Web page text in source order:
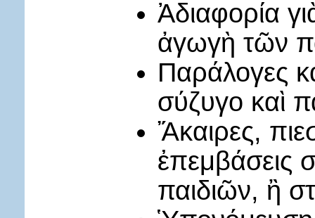
Ἀδιαφορία
ἀγωγὴ τῶν
Παράλογες
σύζυγο καὶ
Ἄκαιρες,
ἐπεμβάσεις
παιδιῶν, ἢ